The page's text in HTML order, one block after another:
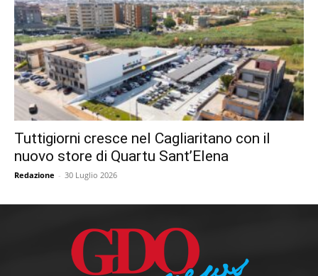
Tuttigiorni cresce nel Cagliaritano con il
nuovo store di Quartu Sant’Elena
Redazione - 30 Luglio 2026